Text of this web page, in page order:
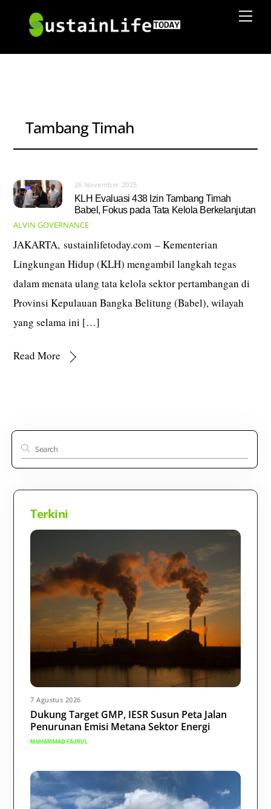
content
Tambang Timah
26 November 2025
KLH Evaluasi 438 Izin Tambang Timah
Babel, Fokus pada Tata Kelola Berkelanjutan
ALVIN GOVERNANCE
JAKARTA, sustainlifetoday.com – Kementerian
Lingkungan Hidup (KLH) mengambil langkah tegas
dalam menata ulang tata kelola sektor pertambangan di
Provinsi Kepulauan Bangka Belitung (Babel), wilayah
yang selama ini […]
Read More
Terkini
7 Agustus 2026
Dukung Target GMP, IESR Susun Peta Jalan
Penurunan Emisi Metana Sektor Energi
MUHAMMAD FAJRUL